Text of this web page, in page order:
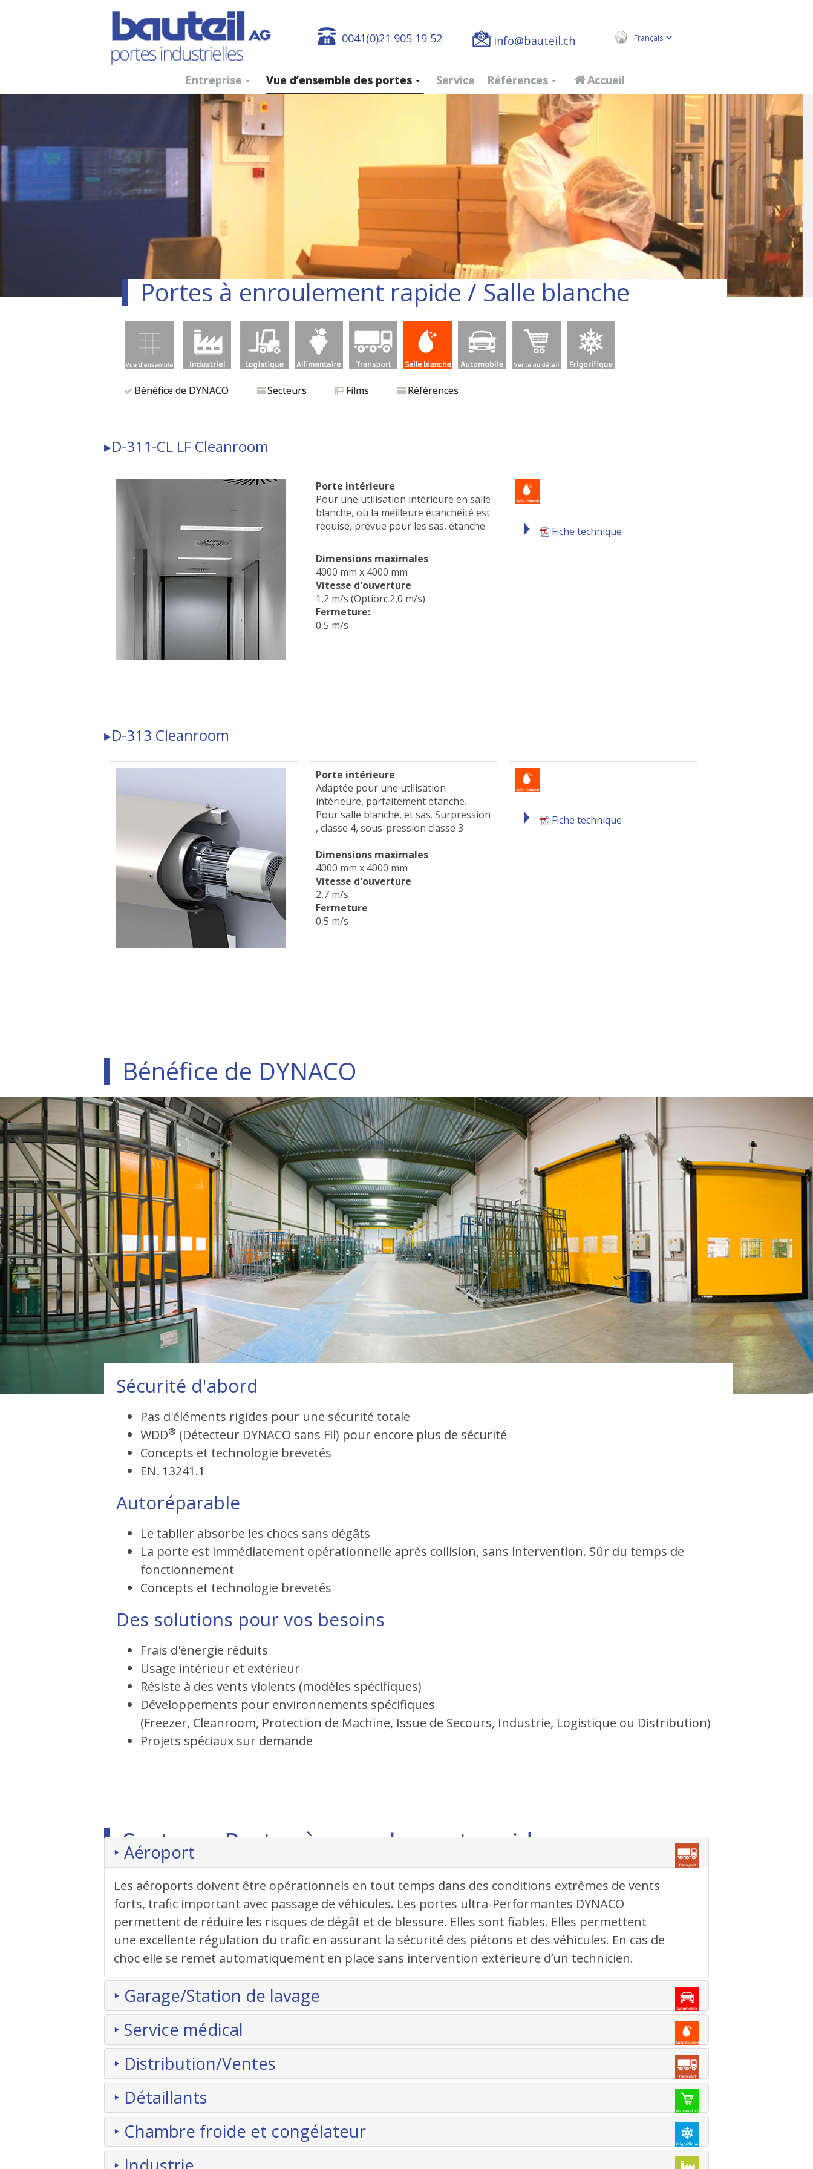
0041(0)21 905 19 52 info@bauteil.ch
Entreprise Vue d’ensemble des portes Service Références Accueil
Portes à enroulement rapide / Salle blanche
Bénéfice de DYNACO Secteurs Films Références
▸D-311-CL LF Cleanroom
Porte intérieure
Pour une utilisation intérieure en salle
blanche, où la meilleure étanchéité est
requise, prévue pour les sas, étanche
Dimensions maximales
4000 mm x 4000 mm
Vitesse d'ouverture
1,2 m/s (Option: 2,0 m/s)
Fermeture:
0,5 m/s
Fiche technique
▸D-313 Cleanroom
Porte intérieure
Adaptée pour une utilisation
intérieure, parfaitement étanche.
Pour salle blanche, et sas. Surpression
, classe 4, sous-pression classe 3
Dimensions maximales
4000 mm x 4000 mm
Vitesse d'ouverture
2,7 m/s
Fermeture
0,5 m/s
Fiche technique
Bénéfice de DYNACO
Sécurité d'abord
Pas d'éléments rigides pour une sécurité totale
WDD® (Détecteur DYNACO sans Fil) pour encore plus de sécurité
Concepts et technologie brevetés
EN. 13241.1
Autoréparable
Le tablier absorbe les chocs sans dégâts
La porte est immédiatement opérationnelle après collision, sans intervention. Sûr du temps de
fonctionnement
Concepts et technologie brevetés
Des solutions pour vos besoins
Frais d'énergie réduits
Usage intérieur et extérieur
Résiste à des vents violents (modèles spécifiques)
Développements pour environnements spécifiques
(Freezer, Cleanroom, Protection de Machine, Issue de Secours, Industrie, Logistique ou Distribution)
Projets spéciaux sur demande
Secteurs Portes à enroulement rapide
‣ Aéroport
Les aéroports doivent être opérationnels en tout temps dans des conditions extrêmes de vents
forts, trafic important avec passage de véhicules. Les portes ultra-Performantes DYNACO
permettent de réduire les risques de dégât et de blessure. Elles sont fiables. Elles permettent
une excellente régulation du trafic en assurant la sécurité des piétons et des véhicules. En cas de
choc elle se remet automatiquement en place sans intervention extérieure d’un technicien.
‣ Garage/Station de lavage
‣ Service médical
‣ Distribution/Ventes
‣ Détaillants
‣ Chambre froide et congélateur